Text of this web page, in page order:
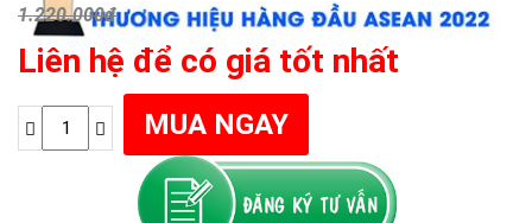
1.220.000đ
Liên hệ để có giá tốt nhất